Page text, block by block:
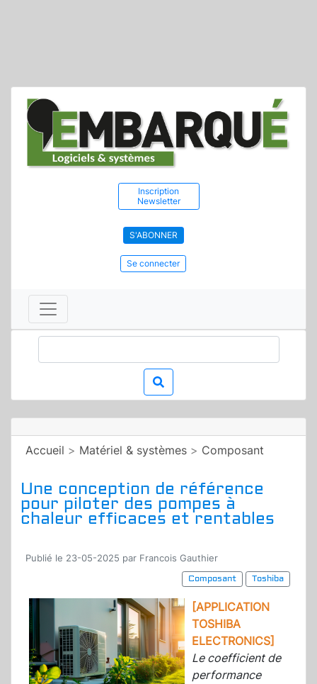
Inscription
Newsletter
S'ABONNER
Se connecter
Accueil > Matériel & systèmes > Composant
Une conception de référence
pour piloter des pompes à
chaleur efficaces et rentables
Publié le 23-05-2025 par Francois Gauthier
Composant
Toshiba
[APPLICATION
TOSHIBA
ELECTRONICS]
Le coefficient de
performance